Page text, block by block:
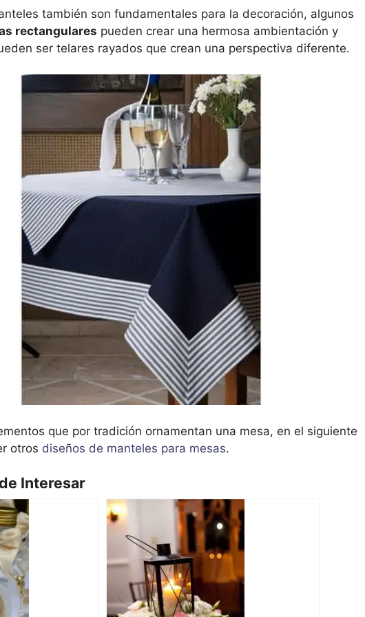
también son fundamentales para la decoración, algunos
rectangulares pueden crear una hermosa ambientación y
ser telares rayados que crean una perspectiva diferente.
que por tradición ornamentan una mesa, en el siguiente
otros diseños de manteles para mesas.
Interesar